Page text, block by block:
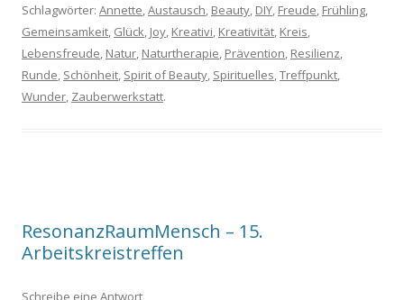
Schlagwörter: Annette,Austausch, Beauty, DIY, Freude, Frühling,
Gemeinsamkeit, Glück, Joy, Kreativi, Kreativität, Kreis,
Lebensfreude, Natur, Naturtherapie, Prävention, Resilienz,
Runde, Schönheit, Spirit of Beauty, Spirituelles,Treffpunkt,
Wunder, Zauberwerkstatt.
ResonanzRaumMensch – 15.
Arbeitskreistreffen
Schreibe eine Antwort